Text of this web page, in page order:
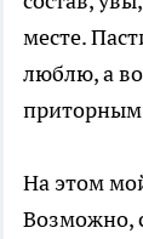
месте.
люблю, а
На этом
Возможно,